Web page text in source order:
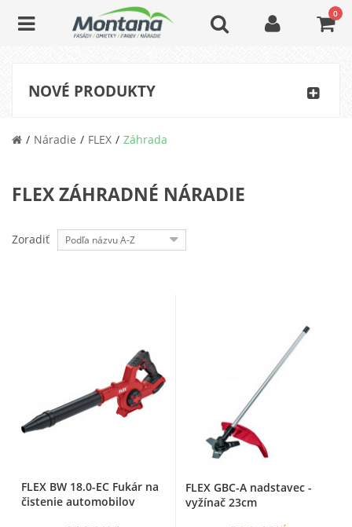
0
NOVÉ PRODUKTY
Náradie FLEX Záhrada
FLEX ZÁHRADNÉ NÁRADIE
Zoradiť Podľa názvu A-Z
FLEX BW 18.0-EC Fukár na
čistenie automobilov
FLEX GBC-A nadstavec -
vyžínač 23cm